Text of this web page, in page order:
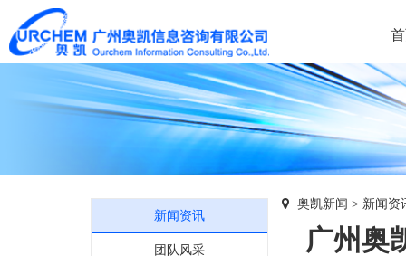
新闻资讯
团队风采
奥凯新闻 > 新闻资
广州奥